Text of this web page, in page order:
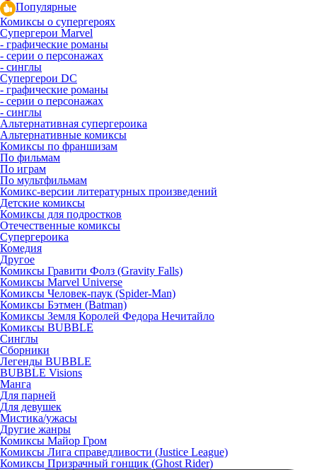
Популярные
Комиксы о супергероях
Супергерои Marvel
- графические романы
- серии о персонажах
- синглы
Супергерои DC
- графические романы
- серии о персонажах
- синглы
Альтернативная супергероика
Альтернативные комиксы
Комиксы по франшизам
По фильмам
По играм
По мультфильмам
Комикс-версии литературных произведений
Детские комиксы
Комиксы для подростков
Отечественные комиксы
Супергероика
Комедия
Другое
Комиксы Гравити Фолз (Gravity Falls)
Комиксы Marvel Universe
Комиксы Человек-паук (Spider-Man)
Комиксы Бэтмен (Batman)
Комиксы Земля Королей Федора Нечитайло
Комиксы BUBBLE
Синглы
Сборники
Легенды BUBBLE
BUBBLE Visions
Манга
Для парней
Для девушек
Мистика/ужасы
Другие жанры
Комиксы Майор Гром
Комиксы Лига справедливости (Justice League)
Комиксы Призрачный гонщик (Ghost Rider)